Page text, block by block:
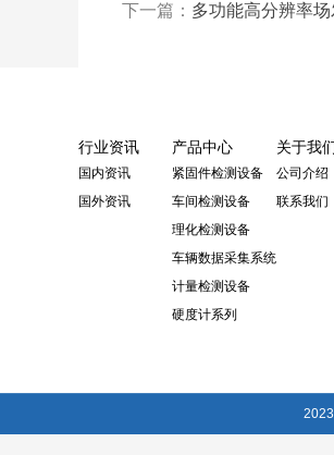
下一篇： 多功能高分辨率
行业资讯
国内资讯
国外资讯
产品中心
紧固件检测设备
车间检测设备
理化检测设备
车辆数据采集系统
计量检测设备
硬度计系列
关于我
公司介绍
联系我们